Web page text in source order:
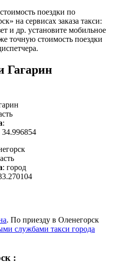
поездки по
на сервисах заказа такси:
и др. установите мобильное
точную стоимость поездки
Гагарин
:
34.996854
: город
. По приезду в Оленегорск
службами такси города
: